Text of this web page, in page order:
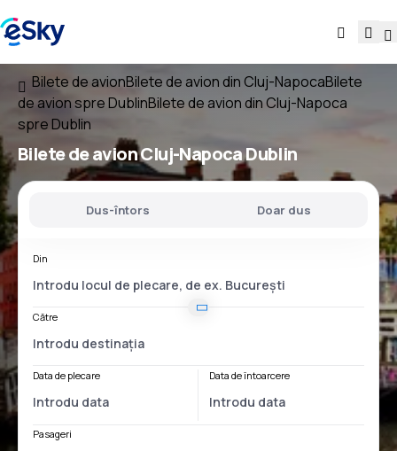
Bilete de avionBilete de avion din Cluj-NapocaBilete
de avion spre DublinBilete de avion din Cluj-Napoca
spre Dublin
Bilete de avionCluj-Napoca Dublin
Dus-întors Doar dus
Din
Către
Data de plecare Data de întoarcere
Pasageri